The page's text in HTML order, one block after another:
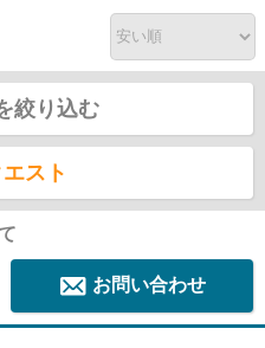
絞り込む
スト
お問い合わせ